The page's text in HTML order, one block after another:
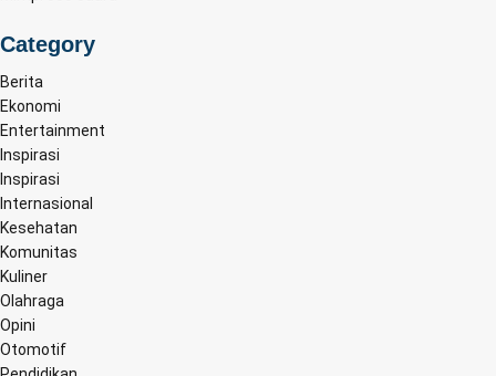
Category
Berita
Ekonomi
Entertainment
Inspirasi
Inspirasi
Internasional
Kesehatan
Komunitas
Kuliner
Olahraga
Opini
Otomotif